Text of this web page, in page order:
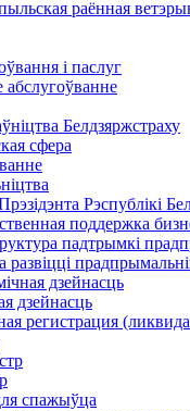
раённая
і паслуг
абслугоўванне
Белдзяржстраху
сфера
Рэспублікі
поддержка
падтрымкі
развіцці
дзейнасць
дзейнасць
регистрация
спажыўца